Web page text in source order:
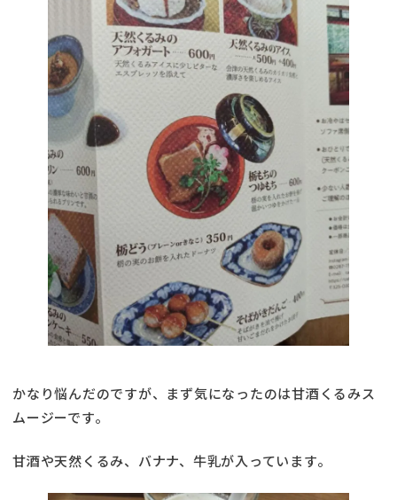
かなり悩んだのですが、まず気になったのは甘酒くるみス
ムージーです。
甘酒や天然くるみ、バナナ、牛乳が入っています。